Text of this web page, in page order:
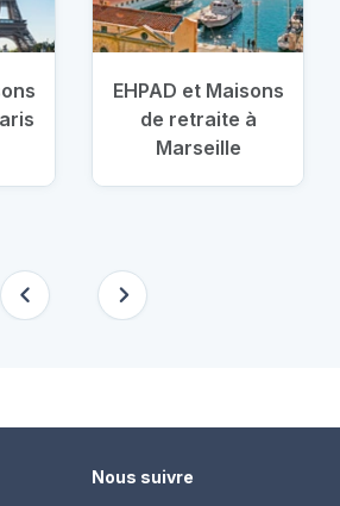
EHPAD et Maisons
de retraite à
Marseille
Nous suivre